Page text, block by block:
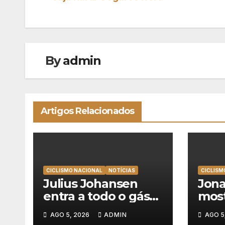
artigos
Byadmin
Artigos Relacionados
CICLISMO NACIONAL NOTÍCIAS
Julius Johansen
entra a todo o gás
na Volta a Portugal
e lidera dobradinha
AGO 5, 2026 ADMIN AGO